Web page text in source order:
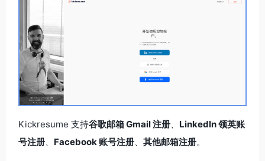
Kickresume 支持谷歌邮箱 Gmail 注册、 Linkedln 领英账
号注册、 Facebook 账号注册、 其他邮箱注册。